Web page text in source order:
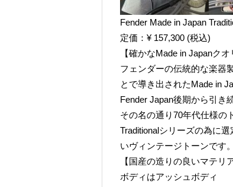
Fender Made in Japan
定価：¥ 157,300 (税込)
【確かなMade in Japanクオ
フェンダーの伝統的な楽器
とで導き出されたMade in
Fender Japan後期から引き
その名の通り70年代仕様の
Traditionalシリーズの為に
いヴィンテージトーンです。
【国産の造りの良いマテリ
ボディはアッシュボディ